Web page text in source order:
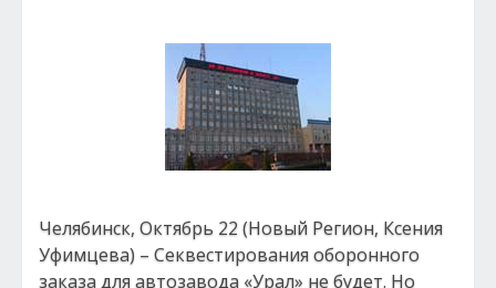
Челябинск, Октябрь 22 (Новый Регион, Ксения
Уфимцева) – Секвестирования оборонного
заказа для автозавода «Урал» не будет. Но